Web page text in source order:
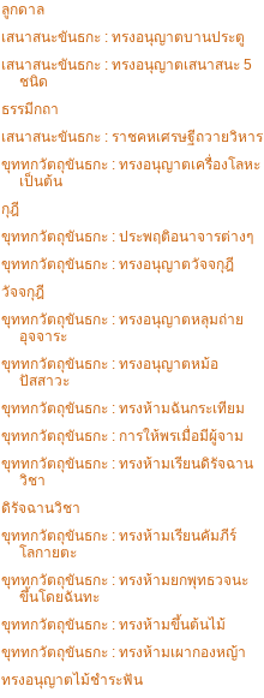
ลูกดาล
เสนาสนะขันธกะ : ทรงอนุญาตบานประตู
เสนาสนะขันธกะ : ทรงอนุญาตเสนาสนะ 5
ชนิด
ธรรมีกถา
เสนาสนะขันธกะ : ราชคหเศรษฐีถวายวิหาร
ขุททกวัตถุขันธกะ : ทรงอนุญาตเครื่องโลหะ
เป็นต้น
กุฎี
ขุททกวัตถุขันธกะ : ประพฤติอนาจารต่างๆ
ขุททกวัตถุขันธกะ : ทรงอนุญาตวัจจกุฎี
วัจจกุฎี
ขุททกวัตถุขันธกะ : ทรงอนุญาตหลุมถ่าย
อุจจาระ
ขุททกวัตถุขันธกะ : ทรงอนุญาตหม้อ
ปัสสาวะ
ขุททกวัตถุขันธกะ : ทรงห้ามฉันกระเทียม
ขุททกวัตถุขันธกะ : การให้พรเมื่อมีผู้จาม
ขุททกวัตถุขันธกะ : ทรงห้ามเรียนดิรัจฉาน
วิชา
ดิรัจฉานวิชา
ขุททกวัตถุขันธกะ : ทรงห้ามเรียนคัมภีร์
โลกายตะ
ขุททกวัตถุขันธกะ : ทรงห้ามยกพุทธวจนะ
ขึ้นโดยฉันทะ
ขุททกวัตถุขันธกะ : ทรงห้ามขึ้นต้นไม้
ขุททกวัตถุขันธกะ : ทรงห้ามเผากองหญ้า
ทรงอนุญาตไม้ชำระฟัน